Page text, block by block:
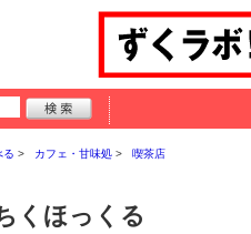
る カフェ・甘味処 喫茶店
くほっくる